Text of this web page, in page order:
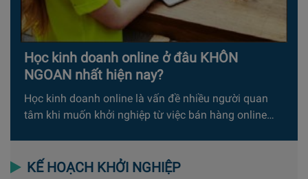
Học kinh doanh online ở đâu KHÔN
NGOAN nhất hiện nay?
Học kinh doanh online là vấn đề nhiều người quan
tâm khi muốn khởi nghiệp từ việc bán hàng online…
KẾ HOẠCH KHỞI NGHIỆP